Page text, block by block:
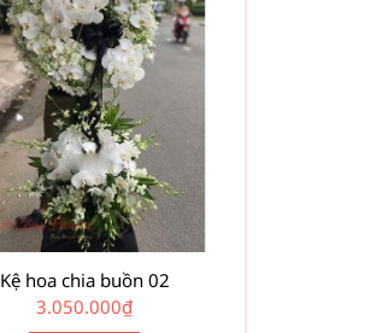
Kệ hoa chia buồn 02
3.050.000₫